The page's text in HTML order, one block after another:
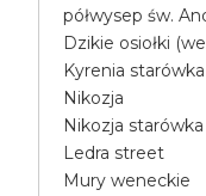
półwysep św.
Dzikie osiołki
Kyrenia starówka
Nikozja
Nikozja starówka
Ledra street
Mury weneckie